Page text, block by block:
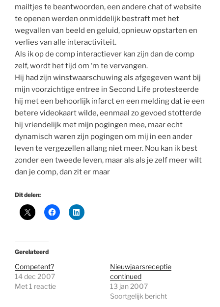
mailtjes te beantwoorden, een andere chat of website
te openen werden onmiddelijk bestraft met het
wegvallen van beeld en geluid, opnieuw opstarten en
verlies van alle interactiviteit.
Als ik op de comp interactiever kan zijn dan de comp
zelf, wordt het tijd om ‘m te vervangen.
Hij had zijn winstwaarschuwing als afgegeven want bij
mijn voorzichtige entree in Second Life protesteerde
hij met een behoorlijk infarct en een melding dat ie een
betere videokaart wilde, eenmaal zo gevoed stotterde
hij vriendelijk met mijn pogingen mee, maar echt
dynamisch waren zijn pogingen om mij in een ander
leven te vergezellen allang niet meer. Nou kan ik best
zonder een tweede leven, maar als als je zelf meer wilt
dan je comp, dan zit er maar
Dit delen:
Gerelateerd
Competent?
14 dec 2007
Met 1 reactie
Nieuwjaarsreceptie
continued
13 jan 2007
Soortgelijk bericht